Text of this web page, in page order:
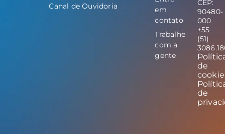
Canal de Ouvidoria
em
contato
Trabalhe
com a
gente
CEP:
90480-
000
+55
(51)
de
de